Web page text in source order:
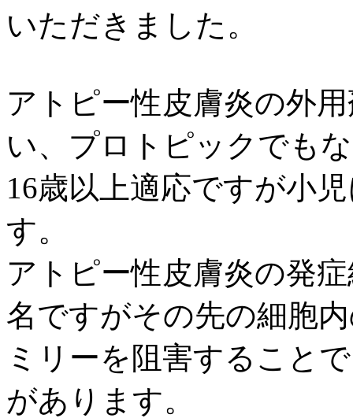
いただきました。
アトピー性皮膚炎の外
い、プロトピックでも
16歳以上適応ですが小
す。
アトピー性皮膚炎の発
名ですがその先の細胞
ミリーを阻害すること
があります。